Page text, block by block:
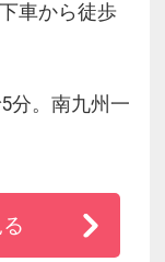
車から徒歩
分。南九州一
鹿児島の食
下車、徒歩4